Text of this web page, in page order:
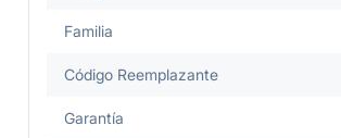
Familia
Código Reemplazante
Garantía